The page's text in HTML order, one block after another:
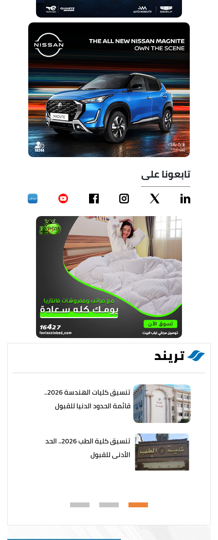
تابعونا على
تريند
تنسيق كليات الهندسة 2026..
قائمة الحدود الدنيا للقبول
تنسيق كلية الطب 2026.. الحد
الأدنى للقبول